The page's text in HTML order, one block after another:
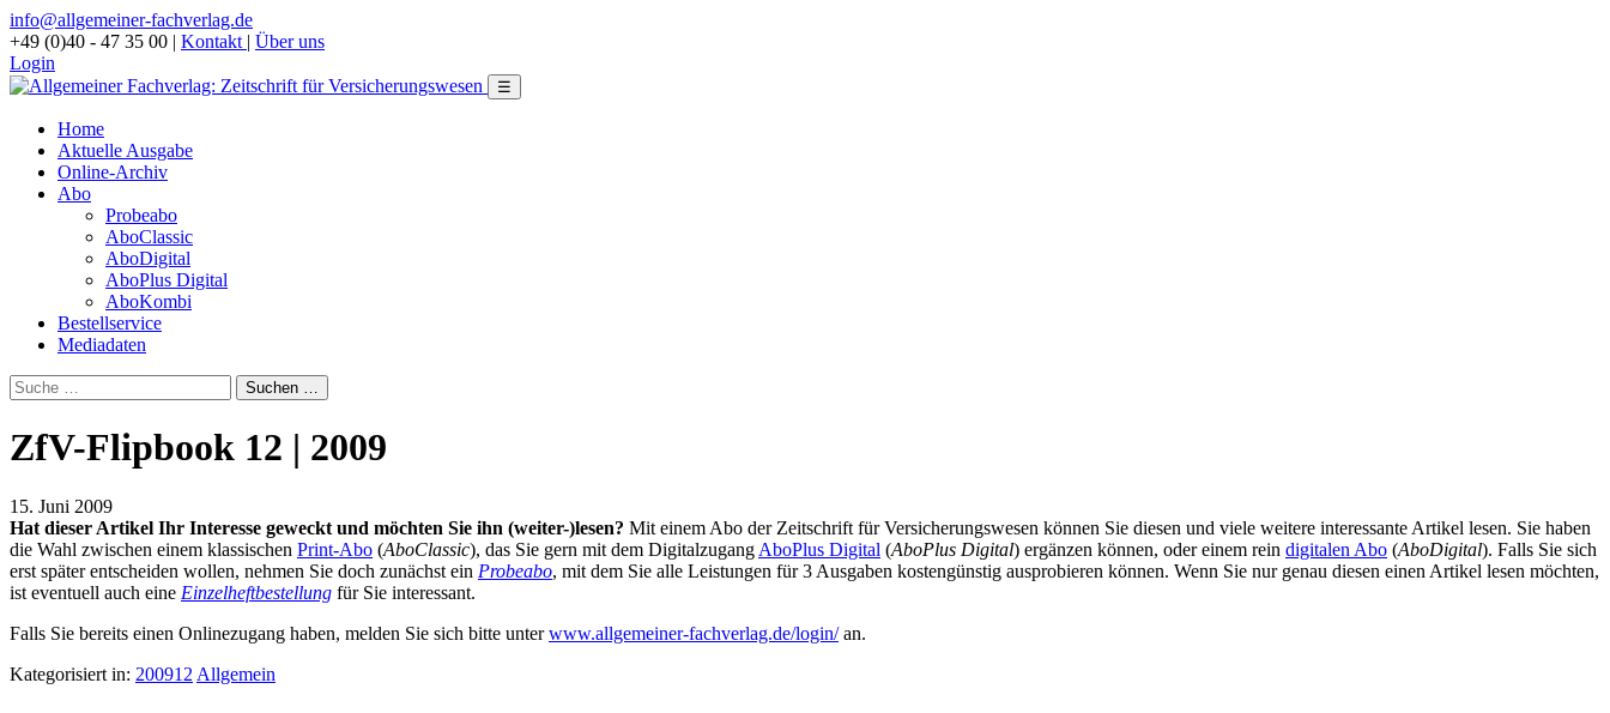
info@allgemeiner-fachverlag.de
+49 (0)40 - 47 35 00 | Kontakt | Über uns
Login
☰
Home
Aktuelle Ausgabe
Online-Archiv
Abo
Probeabo
AboClassic
AboDigital
AboPlus Digital
AboKombi
Bestellservice
Mediadaten
ZfV-Flipbook 12 | 2009
15. Juni 2009
Hat dieser Artikel Ihr Interesse geweckt und möchten Sie ihn (weiter-)lesen? Mit einem Abo der Zeitschrift für Versicherungswesen können Sie diesen und viele weitere interessante Artikel lesen. Sie haben
die Wahl zwischen einem klassischen Print-Abo (AboClassic), das Sie gern mit dem Digitalzugang AboPlus Digital (AboPlus Digital) ergänzen können, oder einem rein digitalen Abo (AboDigital). Falls Sie sich
erst später entscheiden wollen, nehmen Sie doch zunächst ein Probeabo, mit dem Sie alle Leistungen für 3 Ausgaben kostengünstig ausprobieren können. Wenn Sie nur genau diesen einen Artikel lesen möchten,
ist eventuell auch eine Einzelheftbestellung für Sie interessant.
Falls Sie bereits einen Onlinezugang haben, melden Sie sich bitte unterwww.allgemeiner-fachverlag.de/login/an.
Kategorisiert in: 200912 Allgemein